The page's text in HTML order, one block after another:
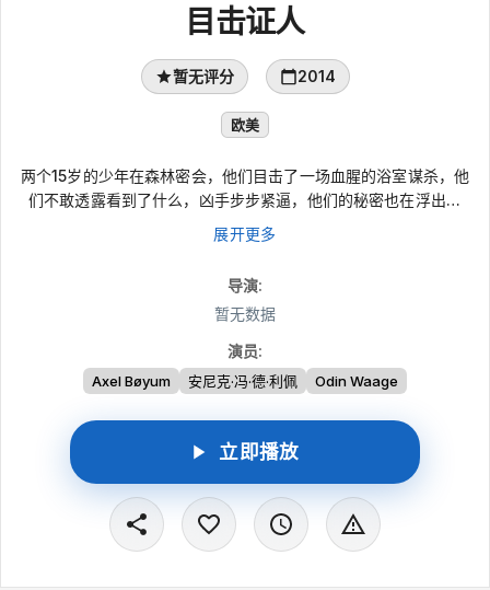
目击证人
暂无评分 2014
欧美
两个15岁的少年在森林密会，他们目击了一场血腥的浴室谋杀，他
们不敢透露看到了什么，凶手步步紧逼，他们的秘密也在浮出水
面。
展开更多
导演:
暂无数据
演员:
Axel Bøyum 安尼克·冯·德·利佩 Odin Waage
立即播放